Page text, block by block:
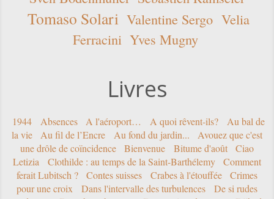
Tomaso Solari Valentine Sergo Velia
Ferracini Yves Mugny
Livres
1944 Absences A l'aéroport… A quoi rêvent-ils?
Au bal de
la vie
Au fil de l’Encre Au fond du jardin...
Avouez que c'est
une drôle de coïncidence
Bienvenue Bitume d'août
Ciao
Letizia
Clothilde : au temps de la Saint-Barthélemy
Comment
ferait Lubitsch ?
Contes suisses Crabes à l'étouffée
Crimes
pour une croix
Dans l'intervalle des turbulences
De si rudes